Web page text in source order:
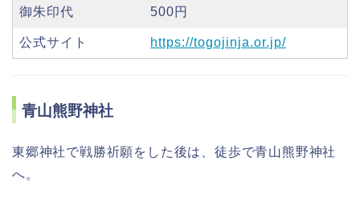
御朱印代 500円
公式サイト https://togojinja.or.jp/
青山熊野神社
東郷神社で戦勝祈願をした後は、徒歩で青山熊野神社
へ。